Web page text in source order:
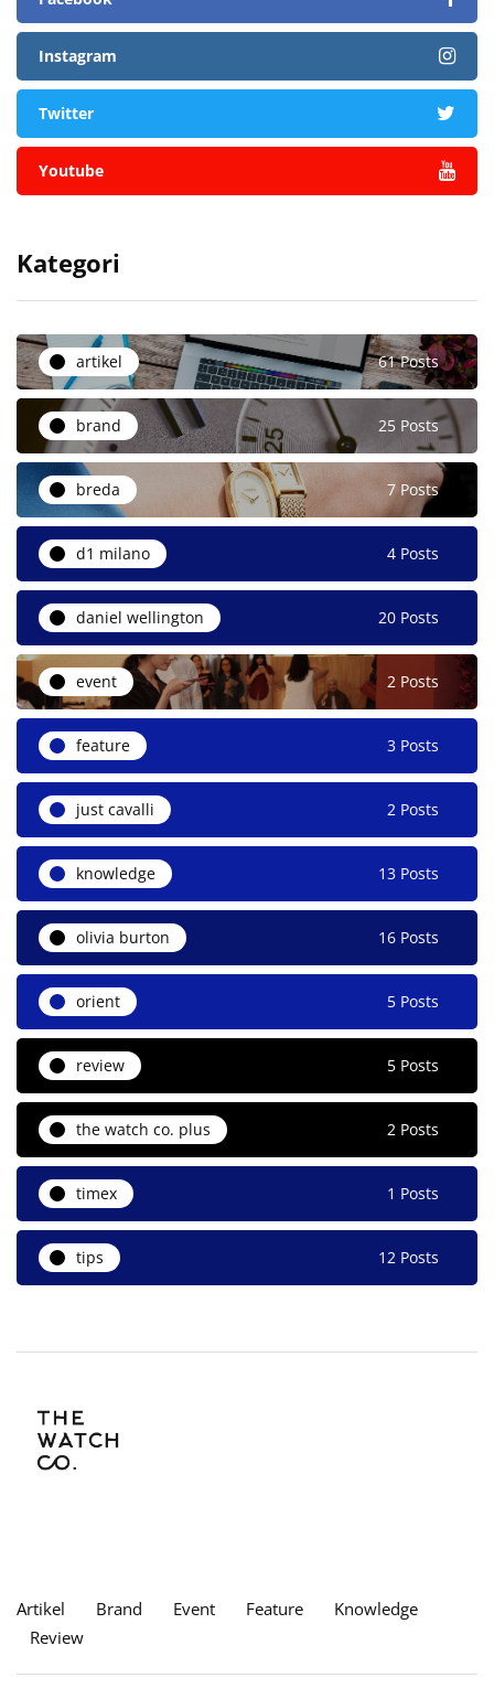
Instagram
Twitter
Youtube
Kategori
artikel 61 Posts
brand 25 Posts
breda 7 Posts
d1 milano 4 Posts
daniel wellington 20 Posts
event 2 Posts
feature 3 Posts
just cavalli 2 Posts
knowledge 13 Posts
olivia burton 16 Posts
orient 5 Posts
review 5 Posts
the watch co. plus 2 Posts
timex 1 Posts
tips 12 Posts
Artikel Brand Event Feature
Knowledge
Review